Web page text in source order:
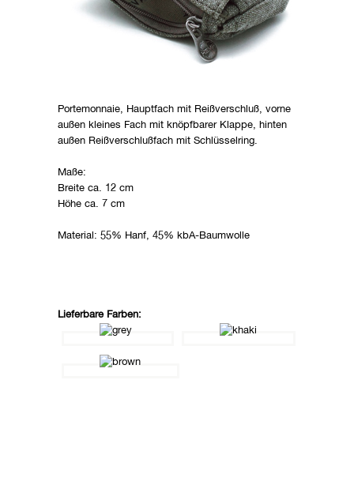
Portemonnaie, Hauptfach mit Reißverschluß, vorne
außen kleines Fach mit knöpfbarer Klappe, hinten
außen Reißverschlußfach mit Schlüsselring.
Maße:
Breite ca. 12 cm
Höhe ca. 7 cm
Material: 55% Hanf, 45% kbA-Baumwolle
Lieferbare Farben: